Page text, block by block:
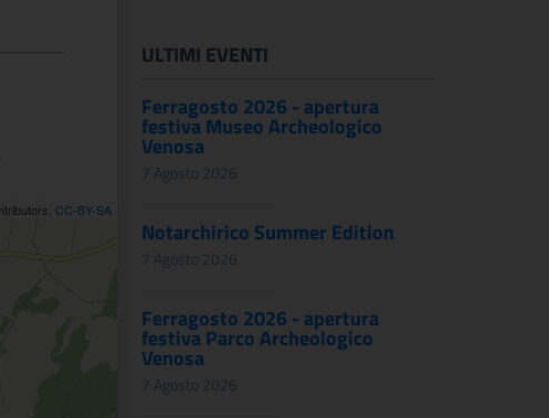
CC-BY-SA
ULTIMI EVENTI
Ferragosto 2026 - apertura
festiva Museo Archeologico
Venosa
7 Agosto 2026
Notarchirico Summer Edition
7 Agosto 2026
Ferragosto 2026 - apertura
festiva Parco Archeologico
Venosa
7 Agosto 2026